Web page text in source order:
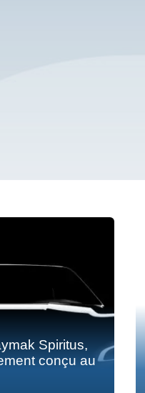
Spiritus,
conçu au